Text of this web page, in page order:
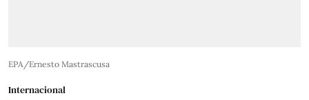
EPA/Ernesto Mastrascusa
Internacional